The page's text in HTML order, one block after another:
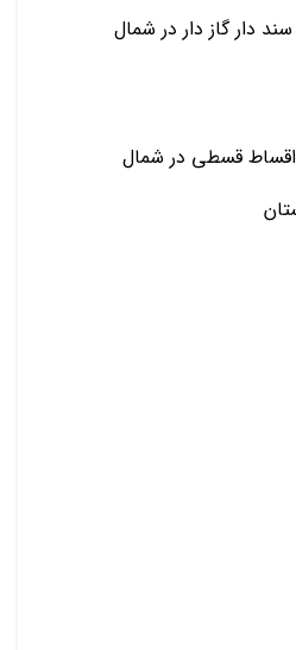
دار گاز دار در شمال
اقساط قسطی در شمال